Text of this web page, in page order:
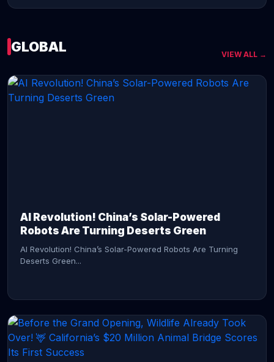
GLOBAL VIEW ALL →
AI Revolution! China’s Solar-Powered
Robots Are Turning Deserts Green
AI Revolution! China’s Solar-Powered Robots Are Turning
Deserts Green...